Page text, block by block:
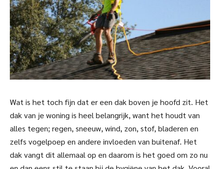
Wat is het toch fijn dat er een dak boven je hoofd zit. Het
dak van je woning is heel belangrijk, want het houdt van
alles tegen; regen, sneeuw, wind, zon, stof, bladeren en
zelfs vogelpoep en andere invloeden van buitenaf. Het
dak vangt dit allemaal op en daarom is het goed om zo nu